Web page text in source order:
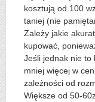
kosztują od 100
taniej (nie
Zależy jakie
kupować,
Jeśli jednak nie to
mniej więcej w
zależności od
Większe od 50-